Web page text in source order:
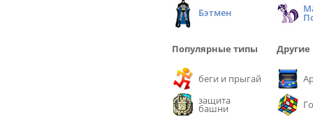
Бэтмен
Популярные типы
беги и прыгай
защита
башни